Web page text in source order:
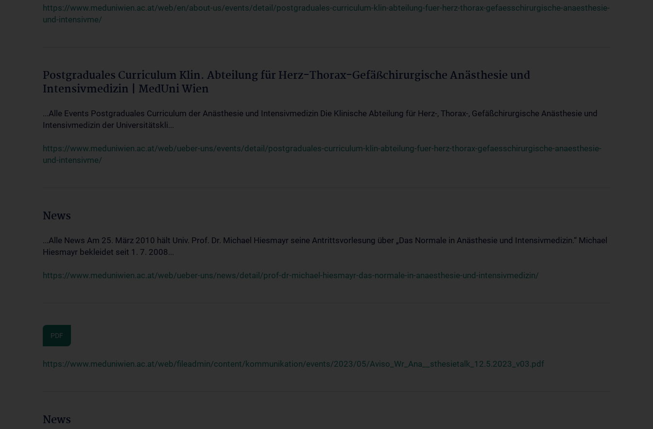
https://www.meduniwien.ac.at/web/en/about-us/events/detail/postgraduales-curriculum-klin-abteilung-fuer-herz-thorax-gefaesschirurgische-anaesthesie-
und-intensivme/
Postgraduales Curriculum Klin. Abteilung für Herz-Thorax-Gefäßchirurgische Anästhesie und
Intensivmedizin | MedUni Wien
...Alle Events Postgraduales Curriculum der Anästhesie und Intensivmedizin Die Klinische Abteilung für Herz-, Thorax-, Gefäßchirurgische Anästhesie und
Intensivmedizin der Universitätskli...
https://www.meduniwien.ac.at/web/ueber-uns/events/detail/postgraduales-curriculum-klin-abteilung-fuer-herz-thorax-gefaesschirurgische-anaesthesie-
und-intensivme/
News
...Alle News Am 25. März 2010 hält Univ. Prof. Dr. Michael Hiesmayr seine Antrittsvorlesung über „Das Normale in Anästhesie und Intensivmedizin.“ Michael
Hiesmayr bekleidet seit 1. 7. 2008...
https://www.meduniwien.ac.at/web/ueber-uns/news/detail/prof-dr-michael-hiesmayr-das-normale-in-anaesthesie-und-intensivmedizin/
PDF
https://www.meduniwien.ac.at/web/fileadmin/content/kommunikation/events/2023/05/Aviso_Wr_Ana__sthesietalk_12.5.2023_v03.pdf
News